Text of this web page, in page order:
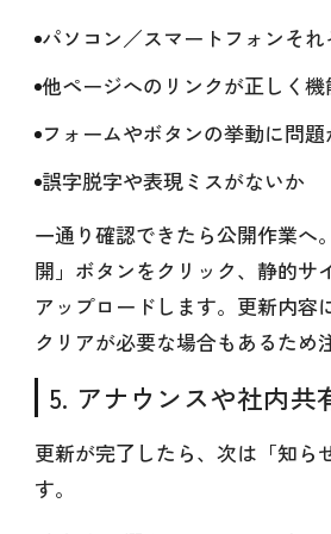
パソコン／スマートフォンそ
他ページへのリンクが正しく
フォームやボタンの挙動に問
誤字脱字や表現ミスがないか
一通り確認できたら公開作業へ
開」ボタンをクリック、静的サ
アップロードします。更新内容
クリアが必要な場合もあるため
5. アナウンスや社内共
更新が完了したら、次は「知ら
す。